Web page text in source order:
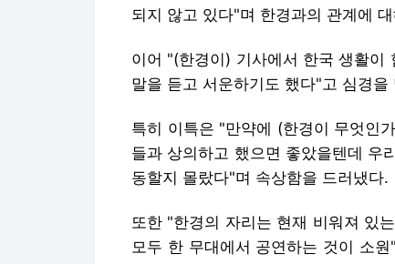
되지 않고 있다"며 한경과의 관계에
이어 "(한경이) 기사에서 한국 생활이
말을 듣고 서운하기도 했다"고 심경을
특히 이특은 "만약에 (한경이 무엇인
들과 상의하고 했으면 좋았을텐데 우
동할지 몰랐다"며 속상함을 드러냈다.
또한 "한경의 자리는 현재 비워져 있
모두 한 무대에서 공연하는 것이 소